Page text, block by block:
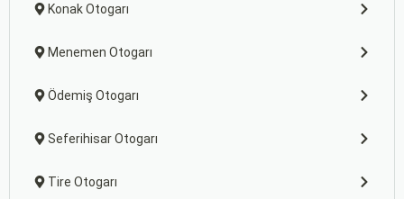
Konak Otogarı
Menemen Otogarı
Ödemiş Otogarı
Seferihisar Otogarı
Tire Otogarı